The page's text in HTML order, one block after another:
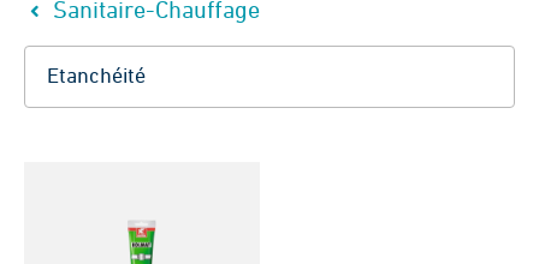
Sanitaire-Chauffage